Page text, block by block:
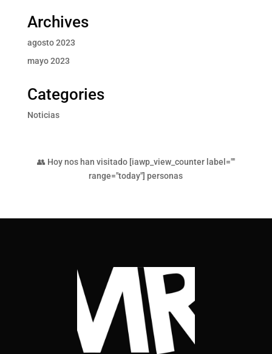
Archives
agosto 2023
mayo 2023
Categories
Noticias
👥 Hoy nos han visitado [iawp_view_counter label=""
range="today"] personas